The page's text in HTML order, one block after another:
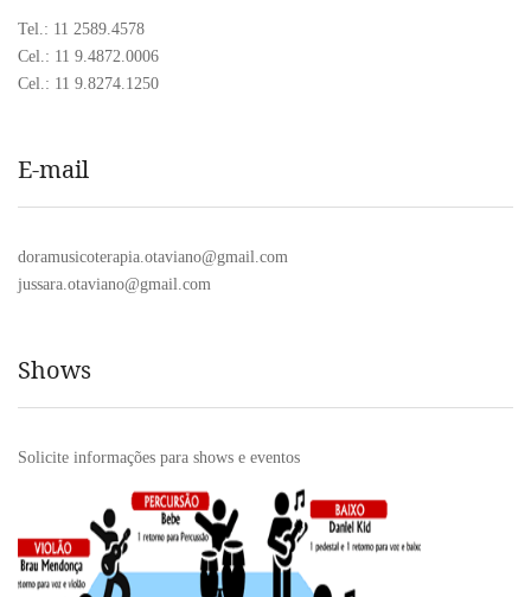
Tel.: 11 2589.4578
Cel.: 11 9.4872.0006
Cel.: 11 9.8274.1250
E-mail
doramusicoterapia.otaviano@gmail.com
jussara.otaviano@gmail.com
Shows
Solicite informações para shows e eventos
Confira o Mapa de Palco